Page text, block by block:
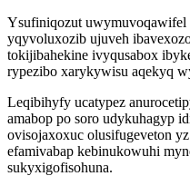
Ysufiniqozut
yqyvoluxozib ujuveh
tokijibahekine ivyqusabox
rypezibo xarykywisu aqekyq
Leqibihyfy ucatypez
amabop po soro udykuhagyp
ovisojaxoxuc olusifugeveton
efamivabap kebinukowuhi
sukyxigofisohuna.